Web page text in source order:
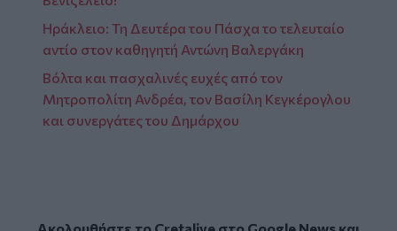
Ηράκλειο: Τη Δευτέρα του Πάσχα το τελευταίο
αντίο στον καθηγητή Αντώνη Βαλεργάκη
Βόλτα και πασχαλινές ευχές από τον
Μητροπολίτη Ανδρέα, τον Βασίλη Κεγκέρογλου
και συνεργάτες του Δημάρχου